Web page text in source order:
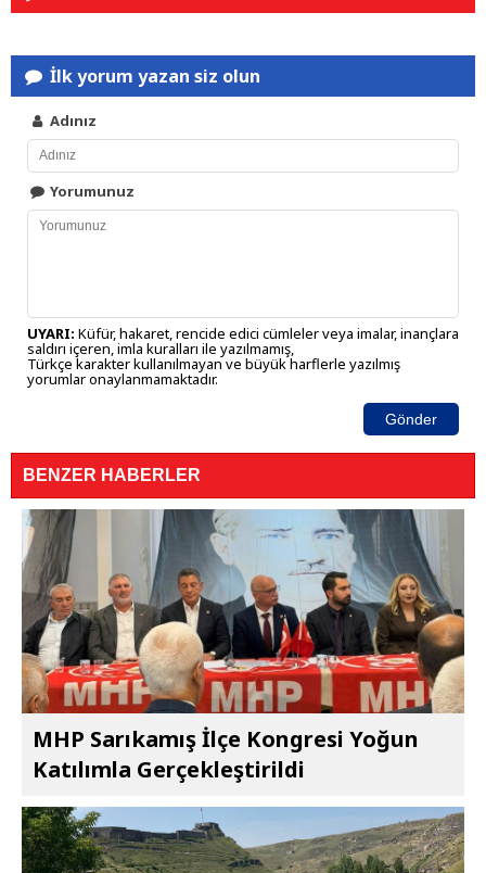
İlk yorum yazan siz olun
Adınız
Yorumunuz
UYARI: Küfür, hakaret, rencide edici cümleler veya imalar, inançlara
saldırı içeren, imla kuralları ile yazılmamış,
Türkçe karakter kullanılmayan ve büyük harflerle yazılmış
yorumlar onaylanmamaktadır.
Gönder
BENZER HABERLER
MHP Sarıkamış İlçe Kongresi Yoğun
Katılımla Gerçekleştirildi